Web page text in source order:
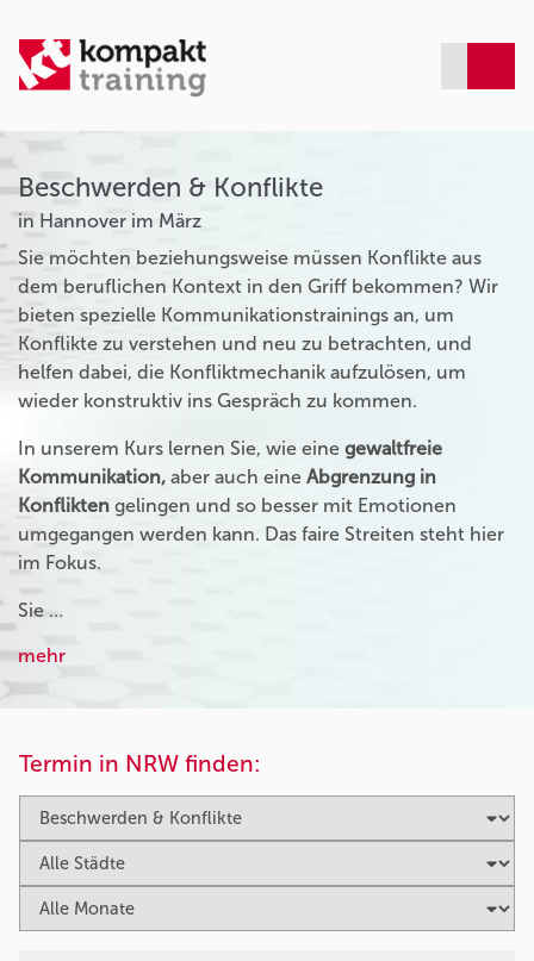
Beschwerden & Konflikte
in Hannover im März
Sie möchten beziehungsweise müssen Konflikte aus
dem beruflichen Kontext in den Griff bekommen? Wir
bieten spezielle Kommunikationstrainings an, um
Konflikte zu verstehen und neu zu betrachten, und
helfen dabei, die Konfliktmechanik aufzulösen, um
wieder konstruktiv ins Gespräch zu kommen.
In unserem Kurs lernen Sie, wie eine gewaltfreie
Kommunikation, aber auch eine Abgrenzung in
Konflikten gelingen und so besser mit Emotionen
umgegangen werden kann. Das faire Streiten steht hier
im Fokus.
Sie …
mehr
Termin in NRW finden: